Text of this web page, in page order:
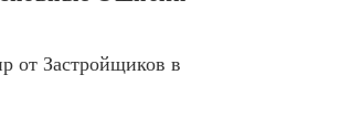
от Застройщиков в